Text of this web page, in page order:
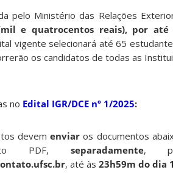
pelo Ministério das Relações
e quatrocentos reais), por
vigente selecionará até 65
os candidatos de todas as
no Edital IGR/DCE nº 1/2025:
devemenviar os documentos
PDF, separadamente,
, até às 23h59m do dia